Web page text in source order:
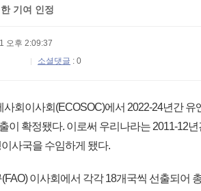
기여 인정
오후 2:09:37
소셜댓글 : 0
회이사회(ECOSOC)에서 2022-24년간 유
이 확정됐다. 이로써 우리나라는 2011-12년
사국을 수임하게 됐다.
이사회에서 각각 18개국씩 선출되어